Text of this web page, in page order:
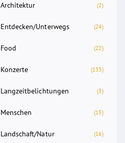
Architektur (2)
Entdecken/Unterwegs (24)
Food (22)
Konzerte (133)
Langzeitbelichtungen (3)
Menschen (15)
Landschaft/Natur (16)